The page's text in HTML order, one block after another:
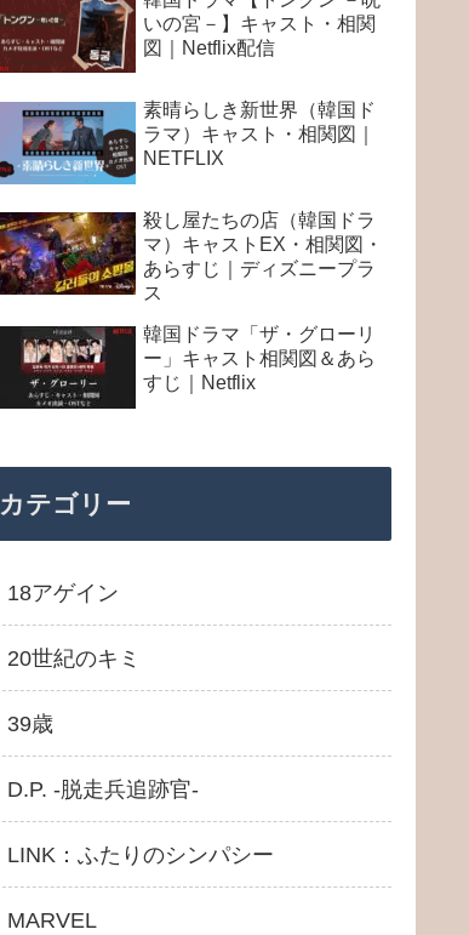
いの宮－】キャスト・相関
図｜Netflix配信
素晴らしき新世界（韓国ド
ラマ）キャスト・相関図｜
NETFLIX
殺し屋たちの店（韓国ドラ
マ）キャストEX・相関図・
あらすじ｜ディズニープラ
ス
韓国ドラマ「ザ・グローリ
ー」キャスト相関図＆あら
すじ｜Netflix
カテゴリー
18アゲイン
20世紀のキミ
39歳
D.P. -脱走兵追跡官-
LINK：ふたりのシンパシー
MARVEL